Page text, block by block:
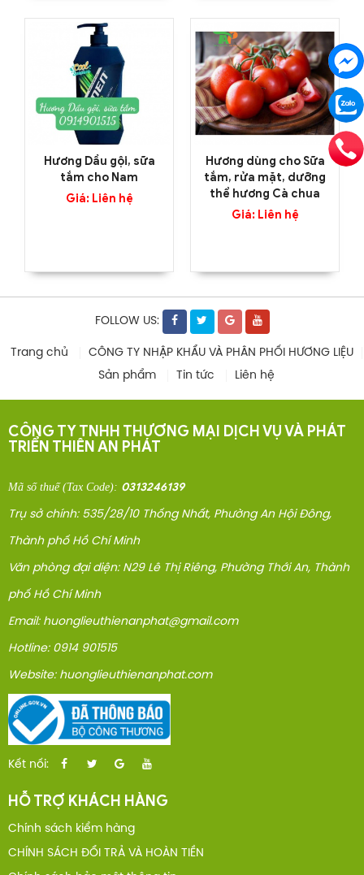
Hương Dầu gội, sữa
tắm cho Nam
Giá: Liên hệ
Hương dùng cho Sữa
tắm, rửa mặt, dưỡng
thể hương Cà chua
Giá: Liên hệ
FOLLOW US:
Trang chủ
CÔNG TY NHẬP KHẨU VÀ PHÂN PHỐI HƯƠNG LIỆU
Sản phẩm
Tin tức Liên hệ
CÔNG TY TNHH THƯƠNG MẠI DỊCH VỤ VÀ PHÁT
TRIỂN THIÊN AN PHÁT
Mã số thuế(Tax Code): 0313246139
Trụ sở chính: 535/28/10 Thống Nhất, Phường An Hội Đông,
Thành phố Hồ Chí Minh
Văn phòng đại diện: N29 Lê Thị Riêng, Phường Thới An, Thành
phố Hồ Chí Minh
Email: huonglieuthienanphat@gmail.com
Hotline: 0914 901515
Website: huonglieuthienanphat.com
Kết nối:
HỖ TRỢ KHÁCH HÀNG
Chính sách kiểm hàng
CHÍNH SÁCH ĐỔI TRẢ VÀ HOÀN TIỀN